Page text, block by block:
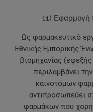
11) Εφαρμογή
Ως φαρμακευτικό
Εθνικής Εμπορικής
βιομηχανίας
περιλαμβάνει
καινοτόμων
αντιπροσωπεύει
φαρμάκων που